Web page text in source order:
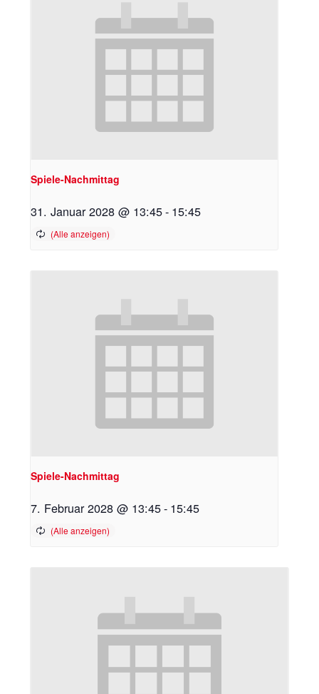
Spiele-Nachmittag
31. Januar 2028 @ 13:45- 15:45
Spiele-Nachmittag
7. Februar 2028 @ 13:45- 15:45